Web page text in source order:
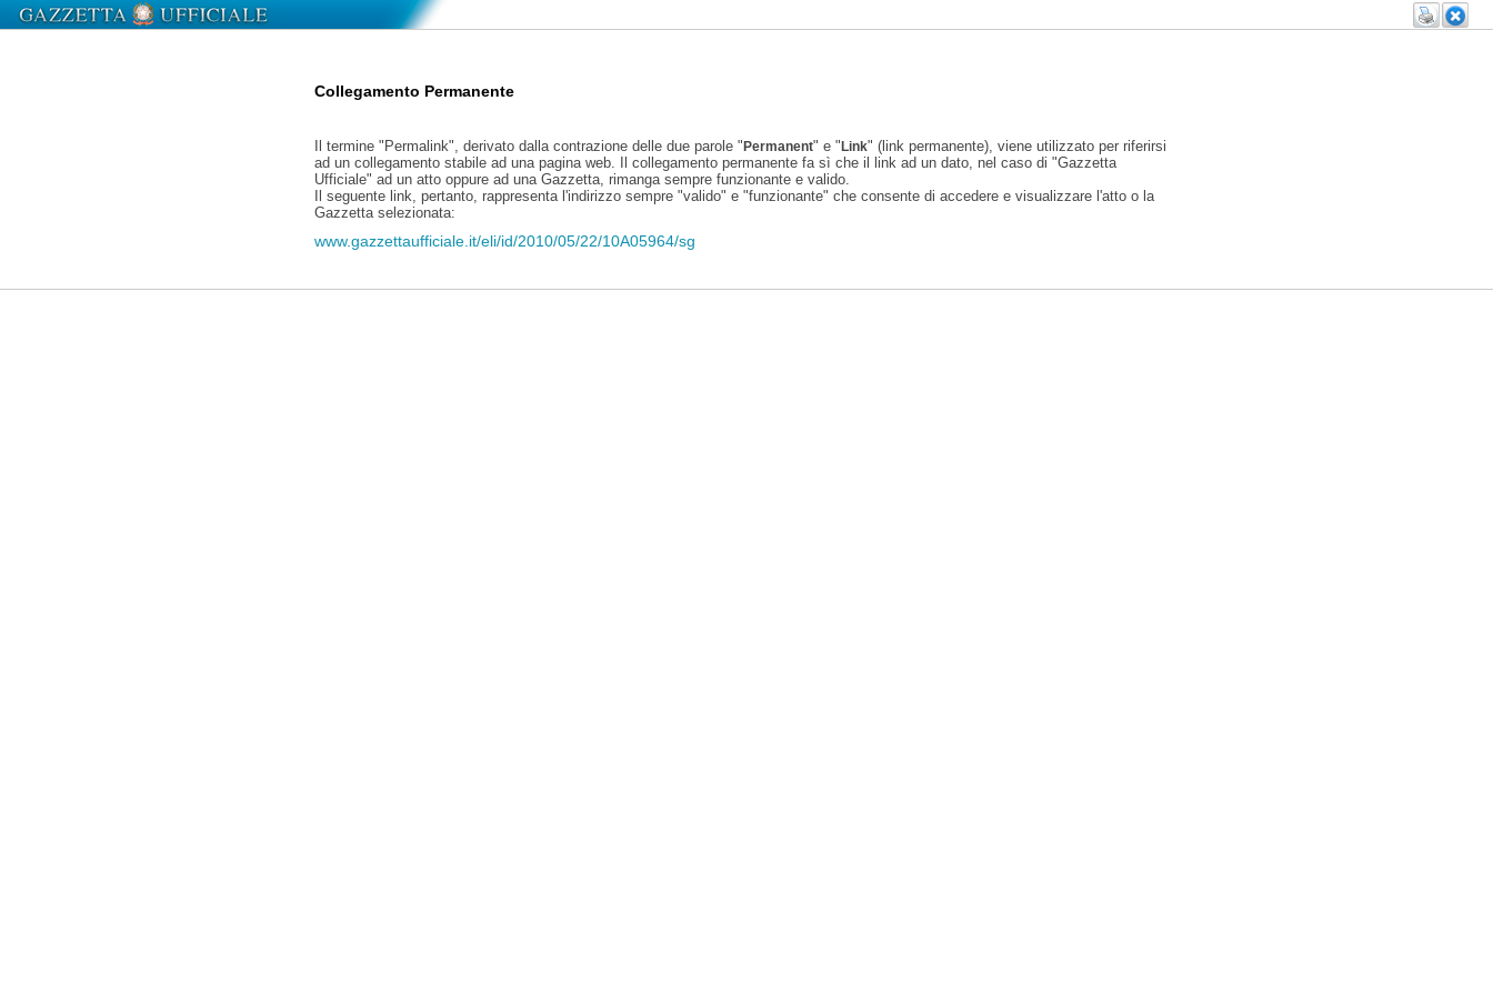
Collegamento Permanente
Il termine "Permalink", derivato dalla contrazione delle due parole "Permanent" e "Link" (link permanente), viene utilizzato per riferirsi
ad un collegamento stabile ad una pagina web. Il collegamento permanente fa sì che il link ad un dato, nel caso di "Gazzetta
Ufficiale" ad un atto oppure ad una Gazzetta, rimanga sempre funzionante e valido.
Il seguente link, pertanto, rappresenta l'indirizzo sempre "valido" e "funzionante" che consente di accedere e visualizzare l'atto o la
Gazzetta selezionata:
www.gazzettaufficiale.it/eli/id/2010/05/22/10A05964/sg